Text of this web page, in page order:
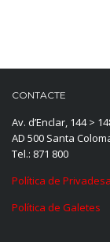
CONTACTE
Av. d’Enclar, 144 >
AD 500 Santa
Tel.: 871 800
Política de Privadesa
Política de Galetes